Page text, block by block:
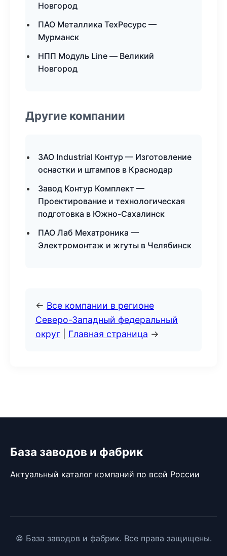
Новгород
ПАО Металлика ТехРесурс —
Мурманск
НПП Модуль Line — Великий
Новгород
Другие компании
ЗАО Industrial Контур — Изготовление
оснастки и штампов в Краснодар
Завод Контур Комплект —
Проектирование и технологическая
подготовка в Южно-Сахалинск
ПАО Лаб Мехатроника —
Электромонтаж и жгуты в Челябинск
← Все компании в регионе
Северо-Западный федеральный
округ
Главная страница →
База заводов и фабрик
Актуальный каталог компаний по всей России
© База заводов и фабрик. Все права защищены.